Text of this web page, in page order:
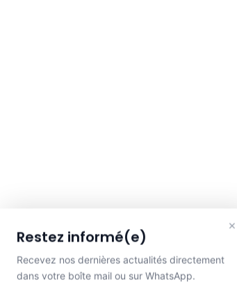
×
Restez informé(e)
Recevez nos dernières actualités directement
dans votre boîte mail ou sur WhatsApp.